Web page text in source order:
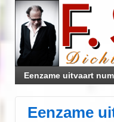
Eenzame uitvaart
Eenzame